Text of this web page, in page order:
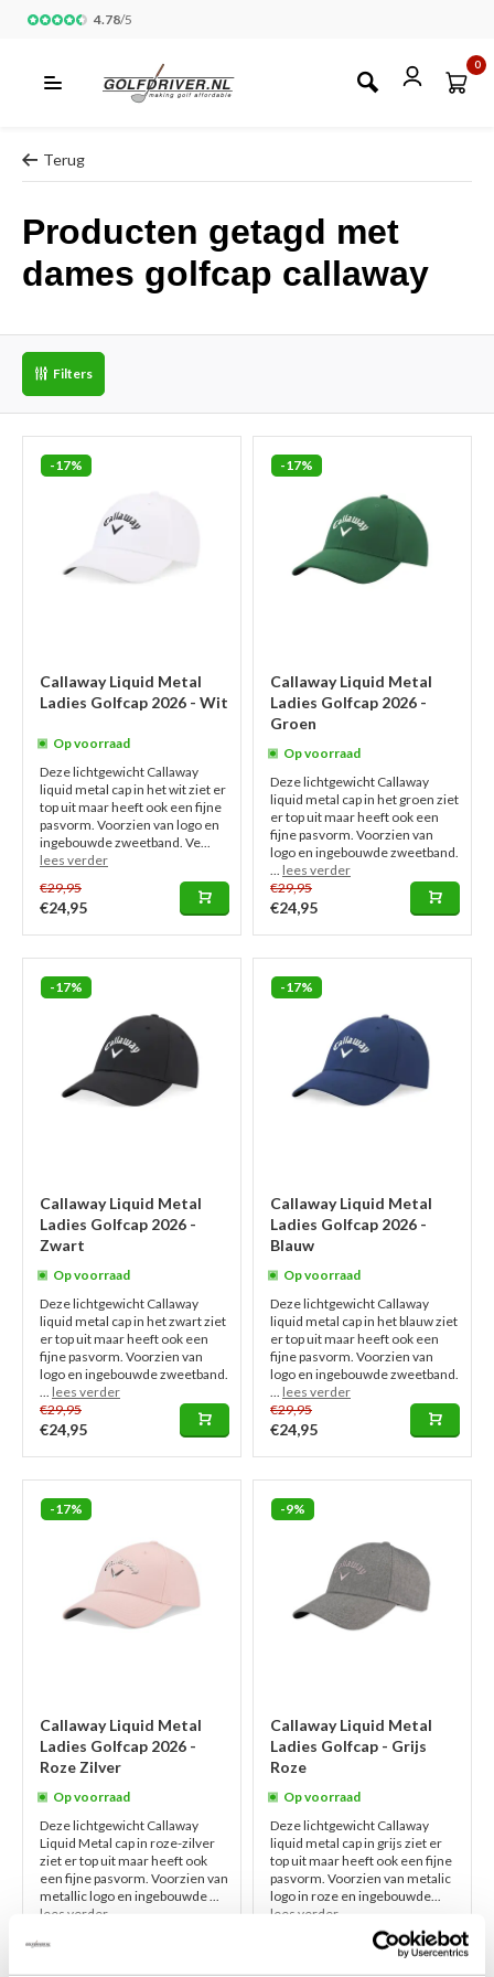
4.78/5
0
Terug
Producten getagd met
dames golfcap callaway
Filters
-17%
Callaway Liquid Metal
Ladies Golfcap 2026 - Wit
Op voorraad
Deze lichtgewicht Callaway
liquid metal cap in het wit ziet er
top uit maar heeft ook een fijne
pasvorm. Voorzien van logo en
ingebouwde zweetband. Ve...
lees verder
€29,95
€24,95
-17%
Callaway Liquid Metal
Ladies Golfcap 2026 -
Groen
Op voorraad
Deze lichtgewicht Callaway
liquid metal cap in het groen ziet
er top uit maar heeft ook een
fijne pasvorm. Voorzien van
logo en ingebouwde zweetband.
... lees verder
€29,95
€24,95
-17%
Callaway Liquid Metal
Ladies Golfcap 2026 -
Zwart
Op voorraad
Deze lichtgewicht Callaway
liquid metal cap in het zwart ziet
er top uit maar heeft ook een
fijne pasvorm. Voorzien van
logo en ingebouwde zweetband.
... lees verder
€29,95
€24,95
-17%
Callaway Liquid Metal
Ladies Golfcap 2026 -
Blauw
Op voorraad
Deze lichtgewicht Callaway
liquid metal cap in het blauw ziet
er top uit maar heeft ook een
fijne pasvorm. Voorzien van
logo en ingebouwde zweetband.
... lees verder
€29,95
€24,95
-17%
Callaway Liquid Metal
Ladies Golfcap 2026 -
Roze Zilver
Op voorraad
Deze lichtgewicht Callaway
Liquid Metal cap in roze-zilver
ziet er top uit maar heeft ook
een fijne pasvorm. Voorzien van
metallic logo en ingebouwde ...
lees verder
€24,95
-9%
Callaway Liquid Metal
Ladies Golfcap - Grijs
Roze
Op voorraad
Deze lichtgewicht Callaway
liquid metal cap in grijs ziet er
top uit maar heeft ook een fijne
pasvorm. Voorzien van metalic
logo in roze en ingebouwde...
lees verder